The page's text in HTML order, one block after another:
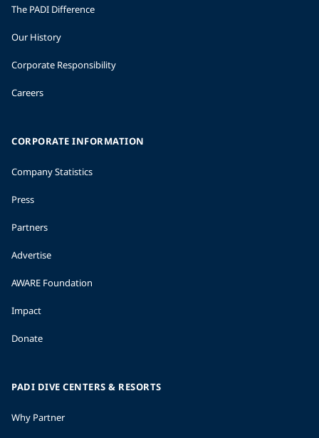
The PADI Difference
Our History
Corporate Responsibility
Careers
CORPORATE INFORMATION
Company Statistics
Press
Partners
Advertise
AWARE Foundation
Impact
Donate
PADI DIVE CENTERS & RESORTS
Why Partner